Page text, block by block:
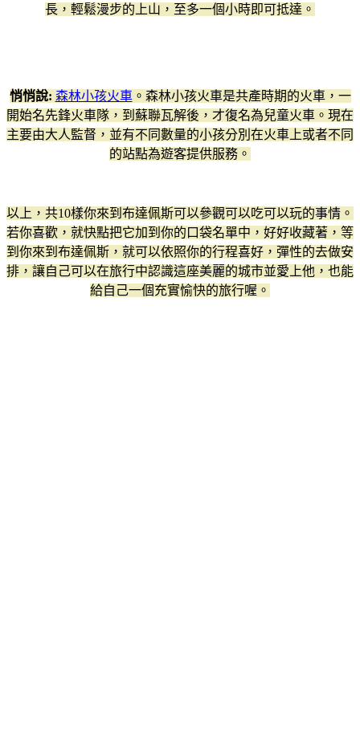
長，輕鬆漫步的上山，至多一個小時即可抵達。
悄悄說: 森林小孩火車。森林小孩火車是共產時期的火車，一
開始名先鋒火車隊，到蘇聯瓦解後，才復名為兒童火車。現在
主要由大人監督，並有不同數量的小孩分別在火車上或者不同
的站點為遊客提供服務。
以上，共10樣你來到布達佩斯可以參觀可以吃可以玩的事情。
若你喜歡，就快點把它加到你的口袋名單中，好好收藏著，等
到你來到布達佩斯，就可以依照你的行程喜好，彈性的去做安
排，讓自己可以在旅行中認識這座美麗的城市並愛上他，也能
給自己一個充實愉快的旅行喔。